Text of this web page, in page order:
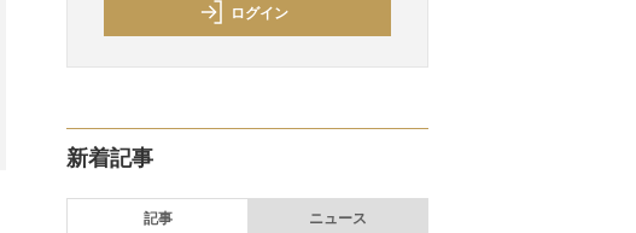
ログイン
新着記事
記事 ニュース